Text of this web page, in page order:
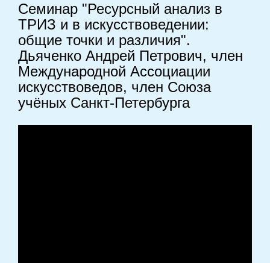
Семинар "Ресурсный анализ в
ТРИЗ и в искусствоведении:
общие точки и различия".
Дьяченко Андрей Петрович, член
Международной Ассоциации
искусствоведов, член Союза
учёных Санкт-Петербурга